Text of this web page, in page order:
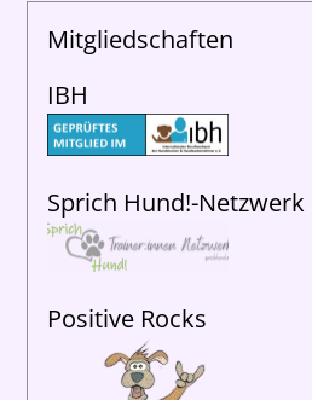
Mitgliedschaften
IBH
Sprich Hund!-Netzwerk
Positive Rocks